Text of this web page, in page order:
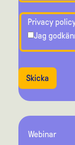
Privacy
Jag
Skicka
Webinar